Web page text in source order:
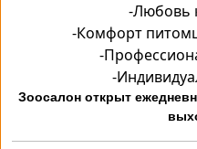
-Любовь
-Комфорт
-
-
Зоосалон открыт